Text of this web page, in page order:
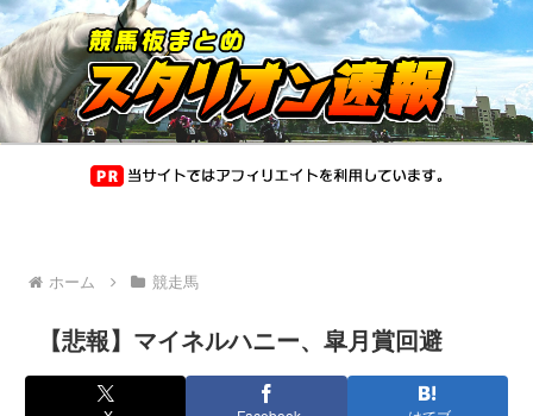
ホーム 競走馬
【悲報】マイネルハニー、皐月賞回避